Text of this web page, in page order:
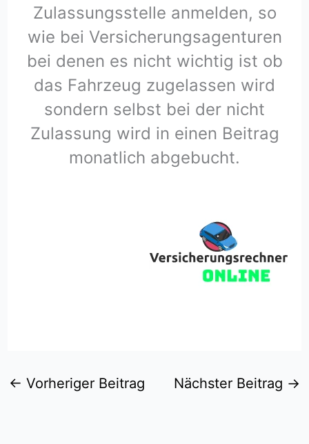
Zulassungsstelle anmelden, so
wie bei Versicherungsagenturen
bei denen es nicht wichtig ist ob
das Fahrzeug zugelassen wird
sondern selbst bei der nicht
Zulassung wird in einen Beitrag
monatlich abgebucht.
← Vorheriger Beitrag Nächster Beitrag →